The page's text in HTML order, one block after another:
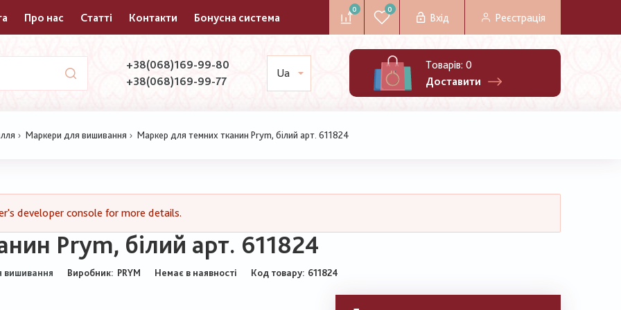
Про нас Статті Контакти Бонусна система
0 0
Вхід Реєстрація
+38(068)169-99-80
+38(068)169-99-77
Ua
Товарів: 0
Доставити
Маркери для вишивання Маркер для темних тканин Prym, білий арт. 611824
developer console for more details.
Prym, білий арт. 611824
вишивання Виробник: PRYM Немає в наявності Код товару 611824